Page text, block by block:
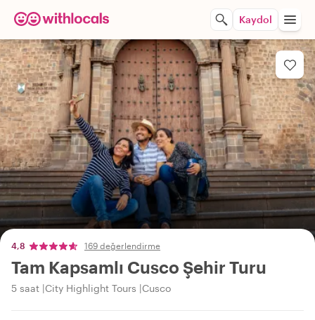
Kaydol
4,8 169 değerlendirme
Tam Kapsamlı Cusco Şehir Turu
5 saat City Highlight Tours Cusco